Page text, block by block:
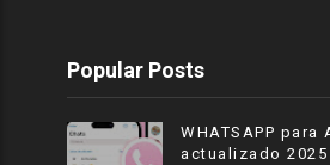
Popular Posts
WHATSAPP para
actualizado 2025